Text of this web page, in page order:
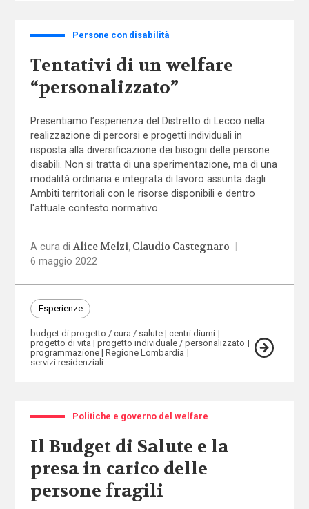
Persone con disabilità
Tentativi di un welfare
“personalizzato”
Presentiamo l’esperienza del Distretto di Lecco nella
realizzazione di percorsi e progetti individuali in
risposta alla diversificazione dei bisogni delle persone
disabili. Non si tratta di una sperimentazione, ma di una
modalità ordinaria e integrata di lavoro assunta dagli
Ambiti territoriali con le risorse disponibili e dentro
l'attuale contesto normativo.
A cura di Alice Melzi Claudio Castegnaro
6 maggio 2022
Esperienze
budget di progetto / cura / salute
centri diurni
progetto di vita
progetto individuale / personalizzato
programmazione
Regione Lombardia
servizi residenziali
Politiche e governo del welfare
Il Budget di Salute e la
presa in carico delle
persone fragili